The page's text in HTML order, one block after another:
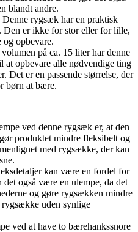
blandt andre.
rygsæk har en praktisk
Den er ikke for stor eller for lille,
opbevare.
på ca. 15 liter har denne
opbevare alle nødvendige ting
Det er en passende størrelse, der
børn at bære.
ved denne rygsæk er, at den
produktet mindre fleksibelt og
med rygsække, der kan
kan være en fordel for
også være en ulempe, da det
og gøre rygsækken mindre
uden synlige
ved at have to bærehankssnore